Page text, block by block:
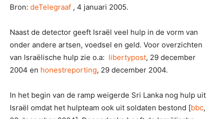
Bron: deTelegraaf , 4 januari 2005.
Naast de detector geeft Israël veel hulp in de vorm van
onder andere artsen, voedsel en geld. Voor overzichten
van Israëlische hulp zie o.a: libertypost, 29 december
2004 en honestreporting, 29 december 2004.
In het begin van de ramp weigerde Sri Lanka nog hulp uit
Israël omdat het hulpteam ook uit soldaten bestond [bbc,